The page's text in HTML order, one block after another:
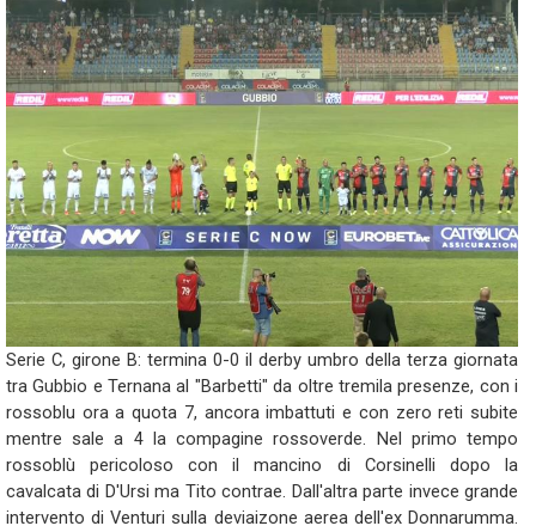
Serie C, girone B: termina 0-0 il derby umbro della terza giornata
tra Gubbio e Ternana al "Barbetti" da oltre tremila presenze, con i
rossoblu ora a quota 7, ancora imbattuti e con zero reti subite
mentre sale a 4 la compagine rossoverde. Nel primo tempo
rossoblù pericoloso con il mancino di Corsinelli dopo la
cavalcata di D'Ursi ma Tito contrae. Dall'altra parte invece grande
intervento di Venturi sulla deviaizone aerea dell'ex Donnarumma.